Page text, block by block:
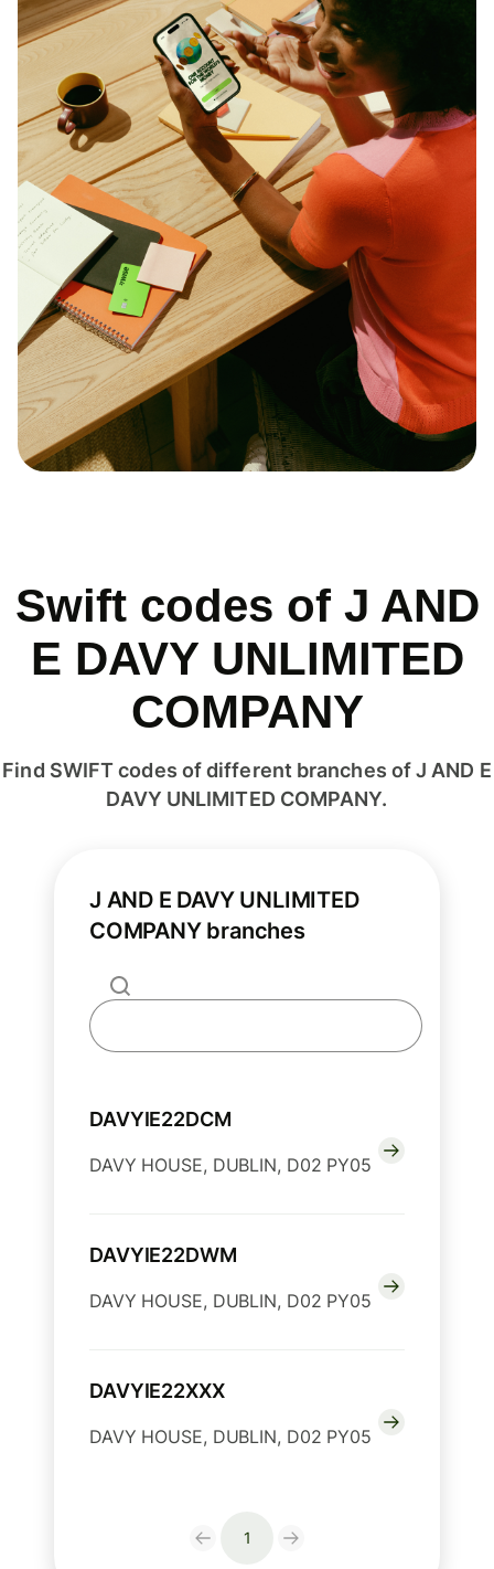
Swift codes of J AND
E DAVY UNLIMITED
COMPANY
Find SWIFT codes of different branches of J AND E
DAVY UNLIMITED COMPANY.
J AND E DAVY UNLIMITED
COMPANY branches
DAVYIE22DCM
DAVY HOUSE, DUBLIN, D02 PY05
DAVYIE22DWM
DAVY HOUSE, DUBLIN, D02 PY05
DAVYIE22XXX
DAVY HOUSE, DUBLIN, D02 PY05
1